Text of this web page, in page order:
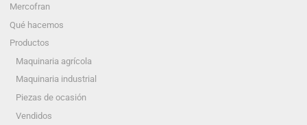
Mercofran
Qué hacemos
Productos
Maquinaria agrícola
Maquinaria industrial
Piezas de ocasión
Vendidos